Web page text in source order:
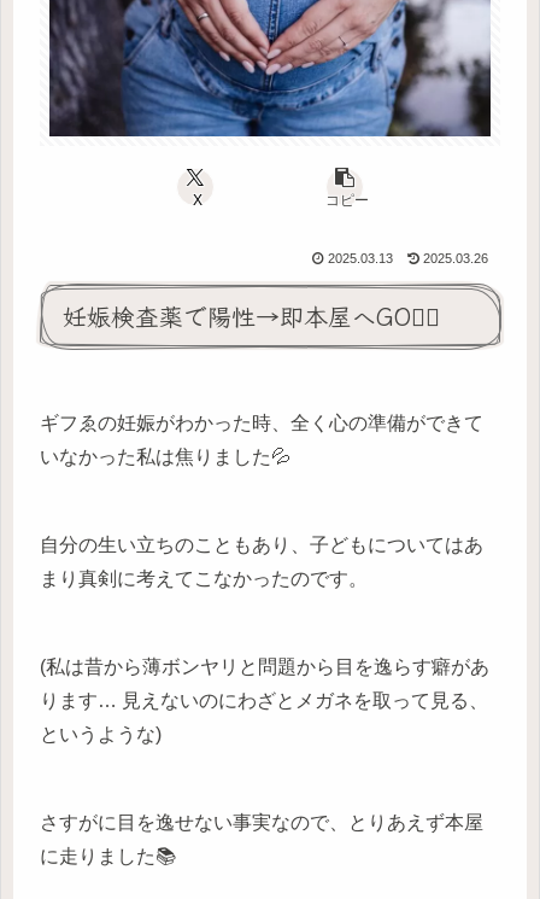
X コピー
2025.03.13 2025.03.26
妊娠検査薬で陽性→即本屋へGO🏃‍♀️
ギフゑの妊娠がわかった時、全く心の準備ができて
いなかった私は焦りました💦
自分の生い立ちのこともあり、子どもについてはあ
まり真剣に考えてこなかったのです。
(私は昔から薄ボンヤリと問題から目を逸らす癖があ
ります… 見えないのにわざとメガネを取って見る、
というような)
さすがに目を逸せない事実なので、とりあえず本屋
に走りました📚